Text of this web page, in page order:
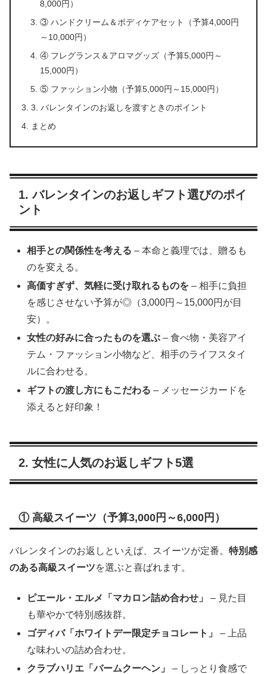
8,000円）
③ ハンドクリーム＆ボディケアセット（予算4,000円
～10,000円）
④ フレグランス＆アロマグッズ（予算5,000円～
15,000円）
⑤ ファッション小物（予算5,000円～15,000円）
3. バレンタインのお返しを渡すときのポイント
まとめ
1. バレンタインのお返しギフト選びのポイ
ント
相手との関係性を考える – 本命と義理では、贈るも
のを変える。
高価すぎず、気軽に受け取れるものを – 相手に負担
を感じさせない予算が◎（3,000円～15,000円が目
安）。
女性の好みに合ったものを選ぶ – 食べ物・美容アイ
テム・ファッション小物など、相手のライフスタイ
ルに合わせる。
ギフトの渡し方にもこだわる – メッセージカードを
添えると好印象！
2. 女性に人気のお返しギフト5選
① 高級スイーツ（予算3,000円～6,000円）
バレンタインのお返しといえば、スイーツが定番。 特別感
のある高級スイーツを選ぶと喜ばれます。
ピエール・エルメ「マカロン詰め合わせ」
– 見た目
も華やかで特別感抜群。
ゴディバ「ホワイトデー限定チョコレート」
– 上品
な味わいの詰め合わせ。
クラブハリエ「バームクーヘン」
– しっとり食感で